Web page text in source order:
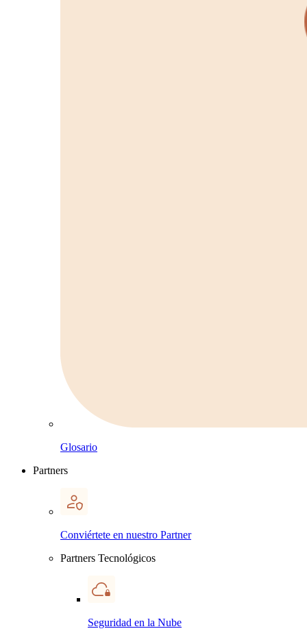
Glosario
Partners
Conviértete en nuestro Partner
Partners Tecnológicos
Seguridad en la Nube